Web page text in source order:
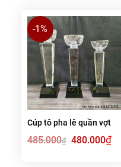
-1%
Cúp tô pha lê quần vợt
485.000₫ Giá
gốc
480.000₫Giá
hiện